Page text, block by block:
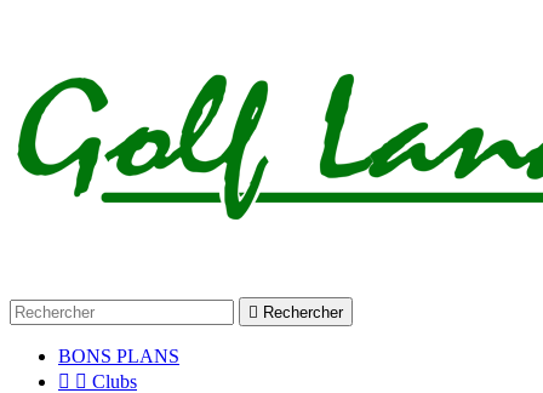
 Rechercher
BONS PLANS
  Clubs